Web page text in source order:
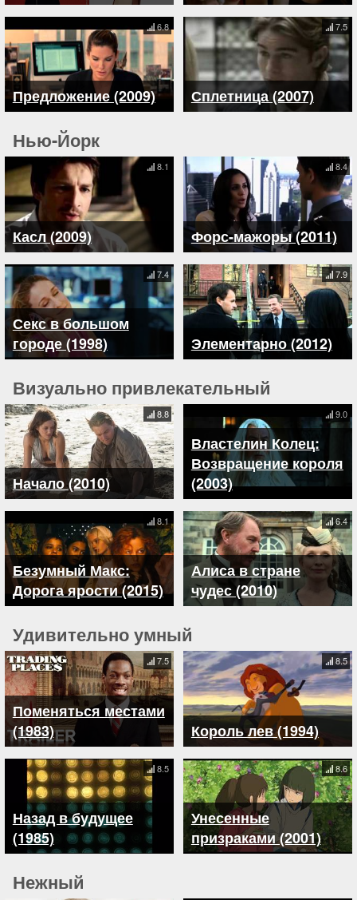
Предложение (2009)
6.8
Сплетница (2007)
7.5
Нью-Йорк
Касл (2009)
8.1
Форс-мажоры (2011)
8.4
Секс в большом
городе (1998)
7.4
Элементарно (2012)
7.9
Визуально привлекательный
Начало (2010)
8.8
Властелин Колец:
Возвращение короля
(2003)
9.0
Безумный Макс:
Дорога ярости (2015)
8.1
Алиса в стране
чудес (2010)
6.4
Удивительно умный
Поменяться местами
(1983)
7.5
Король лев (1994)
8.5
Назад в будущее
(1985)
8.5
Унесенные
призраками (2001)
8.6
Нежный